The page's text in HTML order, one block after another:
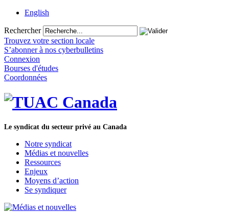
English
Rechercher
Trouvez votre section locale
S’abonner à nos cyberbulletins
Connexion
Bourses d'études
Coordonnées
Le syndicat du secteur privé au Canada
Notre syndicat
Médias et nouvelles
Ressources
Enjeux
Moyens d’action
Se syndiquer